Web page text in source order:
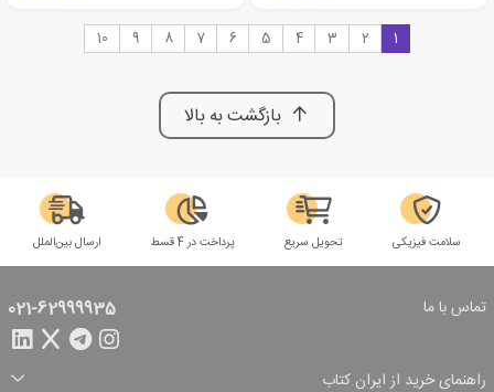
1
2
3
4
5
6
7
8
9
10
بازگشت به بالا
سلامت فیزیکی تحویل سریع پرداخت در 4 قسط ارسال بین‌الملل
تماس با ما 021-62999935
راهنمای خرید از ایران کتاب